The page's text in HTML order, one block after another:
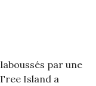
par une
Island a